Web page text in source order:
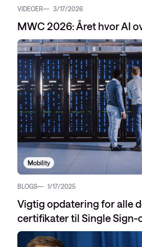
VIDEOER 3/17/2026
MWC 2026: Året hvor AI
Mobility
BLOGS 1/17/2025
Vigtig opdatering for alle
certifikater til Single Sign-